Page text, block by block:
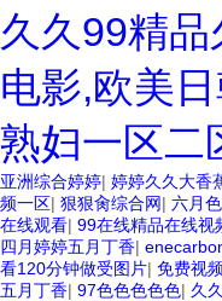
久久99精
电影,欧美
熟妇一区二
亚洲综合婷婷| 婷婷久久大香
频一区| 狠狠肏综合网| 六月
在线观看| 99在线精品在线视
四月婷婷五月丁香|
看120分钟做受图片| 免费视
五月丁香| 97色色色色色| 久